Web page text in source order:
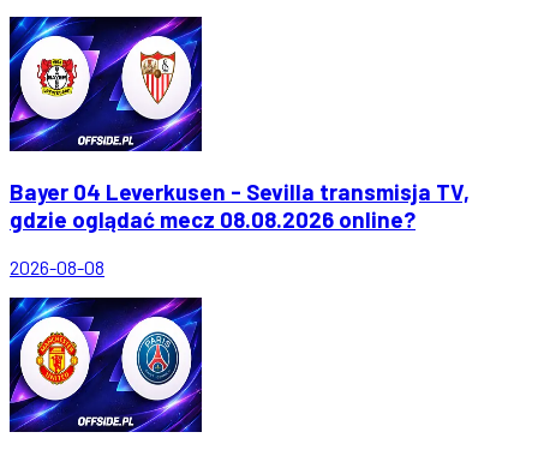
Bayer 04 Leverkusen - Sevilla transmisja TV,
gdzie oglądać mecz 08.08.2026 online?
2026-08-08